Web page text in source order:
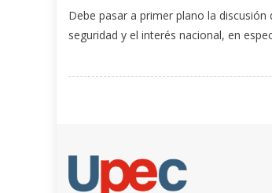
Debe pasar a primer plano la
seguridad y el interés nacional, en